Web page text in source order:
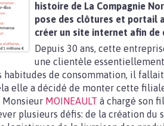
histoire de La Compagnie
pose des clôtures et portail a
créer un site internet afin de
Depuis 30 ans, cette
une clientèle
habitudes de consommation, il
elle a décidé de monter cette
Monsieur MOINEAULT à chargé son
plusieurs défis: de la création